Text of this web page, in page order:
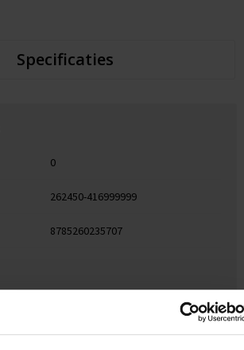
Specificaties
0
262450-416999999
8785260235707
# Geen maat